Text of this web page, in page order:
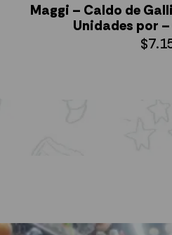
Maggi – Caldo de
Unidades por
$